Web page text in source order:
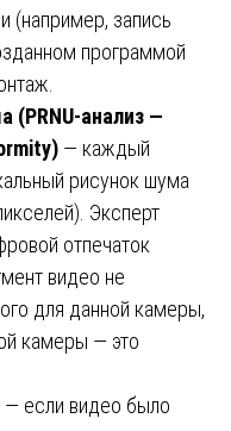
(например, запись
программой
(PRNU-анализ —
— каждый
рисунок шума
Эксперт
отпечаток
видео не
для данной камеры,
камеры — это
— если видео было